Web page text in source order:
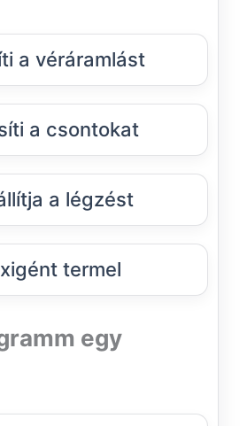
a véráramlást
a csontokat
a légzést
termel
egy